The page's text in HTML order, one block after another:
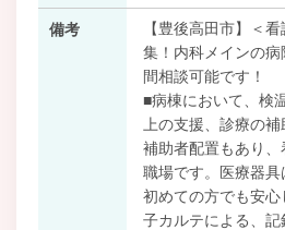
備考
【豊後高田市】＜
集！内科メインの
間相談可能です！
■病棟において、検
上の支援、診療の
補助者配置もあり
職場です。医療器
初めての方でも安
子カルテによる、